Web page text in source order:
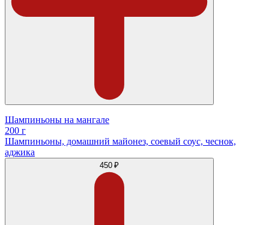
Шампиньоны на мангале
200 г
Шампиньоны, домашний майонез, соевый соус, чеснок,
аджика
450 ₽